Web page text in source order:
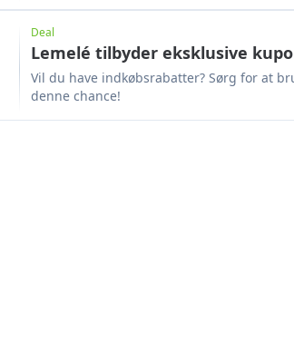
Deal
Lemelé tilbyder eksklusive
Vil du have indkøbsrabatter? Sørg for at
denne chance!